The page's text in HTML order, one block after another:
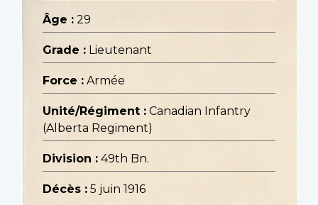
Âge : 29
Grade : Lieutenant
Force : Armée
Unité/Régiment : Canadian Infantry
(Alberta Regiment)
Division : 49th Bn.
Décès : 5 juin 1916